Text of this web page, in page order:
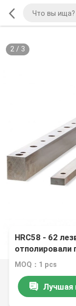
2/ 3
HRC58 - 62
отполировали
металла
MOQ：1 pcs
Лучшая